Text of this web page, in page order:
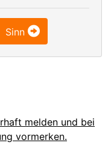
Sinn
melden und bei
vormerken.